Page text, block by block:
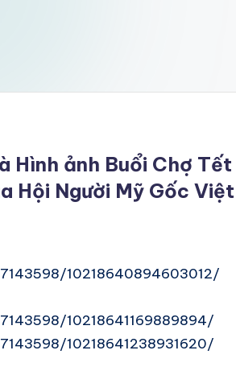
Hình ảnh Buổi Chợ Tết
Hội Người Mỹ Gốc Việt
10218640894603012/
10218641169889894/
10218641238931620/